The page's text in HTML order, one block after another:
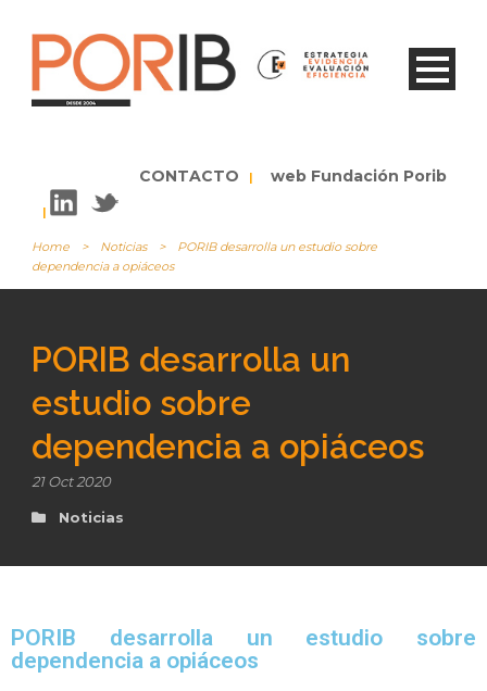
CONTACTO | web Fundación Porib
|
Home > Noticias >
PORIB desarrolla un estudio sobre
dependencia a opiáceos
PORIB desarrolla un
estudio sobre
dependencia a opiáceos
21 Oct 2020
Noticias
PORIB desarrolla un estudio sobre
dependencia a opiáceos